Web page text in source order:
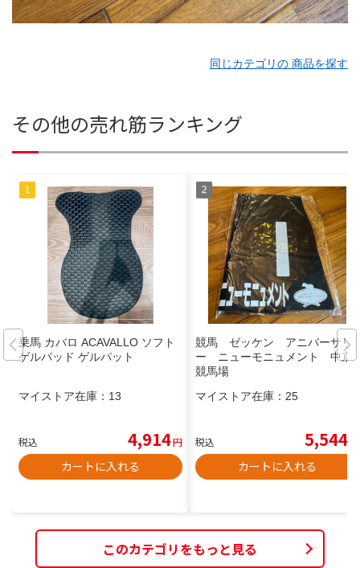
同じカテゴリの 商品を探す
その他の売れ筋ランキング
乗馬 カバロ ACAVALLO ソフト
ゲルパッド ゲルパット
マイストア在庫： 13
税込 4,914円
カートに入れる
競馬 ゼッケン アニバーサリ
ー ニューモニュメント 中京
競馬場
マイストア在庫： 25
税込 5,544
カートに入れる
このカテゴリをもっと見る